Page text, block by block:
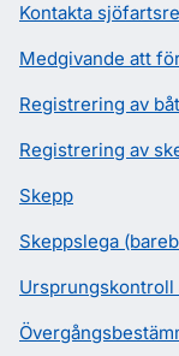
Kontakta
Medgivande att
Registrering av båt
Registrering av
Skepp
Skeppslega
Ursprungskontroll